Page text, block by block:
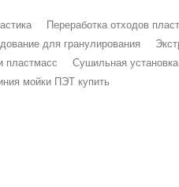
Переработка отходов
для гранулирования
пластмасс
Сушильная
мойки ПЭТ купить